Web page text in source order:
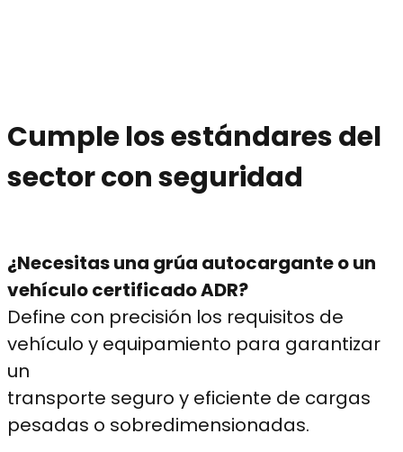
Cumple los estándares del
sector con seguridad
¿Necesitas una grúa autocargante o un
vehículo certificado ADR?
Define con precisión los requisitos de
vehículo y equipamiento para garantizar
un
transporte seguro y eficiente de cargas
pesadas o sobredimensionadas.